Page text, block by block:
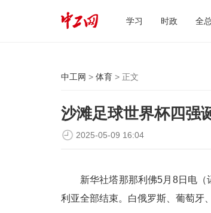
学习 时政 全总
中工网 > 体育 > 正文
沙滩足球世界杯四强
2025-05-09 16:04
新华社塔那那利佛5月8日电
利亚全部结束。白俄罗斯、葡萄牙